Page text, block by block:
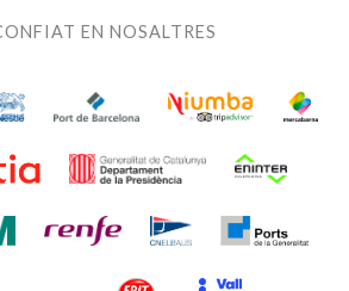
EN NOSALTRES